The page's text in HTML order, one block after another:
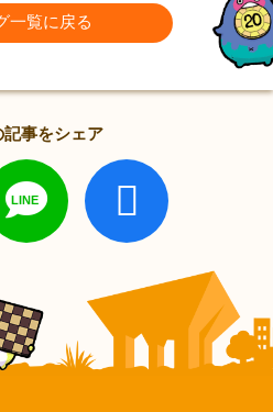
一覧に戻る
記事をシェア